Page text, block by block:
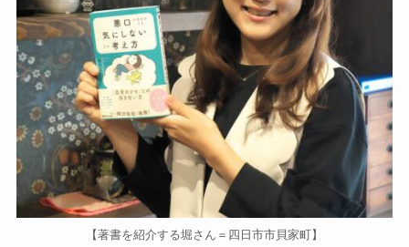
【著書を紹介する堀さん＝四日市市貝家町】